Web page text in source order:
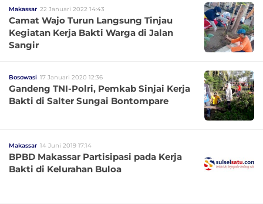
Makassar 22 Januari 2022 14:43
Camat Wajo Turun Langsung Tinjau
Kegiatan Kerja Bakti Warga di Jalan
Sangir
Bosowasi 17 Januari 2020 12:36
Gandeng TNI-Polri, Pemkab Sinjai Kerja
Bakti di Salter Sungai Bontompare
Makassar 14 Juni 2019 17:14
BPBD Makassar Partisipasi pada Kerja
Bakti di Kelurahan Buloa